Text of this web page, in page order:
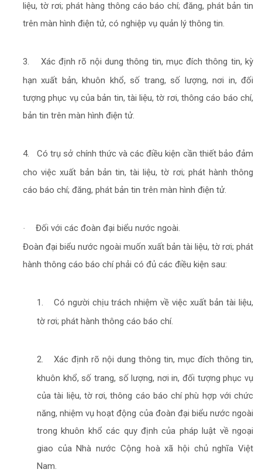
liệu, tờ rơi; phát hàng thông cáo báo chí; đăng, phát bản tin
trên màn hình điện tử, có nghiệp vụ quản lý thông tin.
3.
Xác định rõ nội dung thông tin, mục đích thông tin, kỳ
hạn xuất bản, khuôn khổ, số trang, số lượng, nơi in, đối
tượng phục vụ của bản tin, tài liệu, tờ rơi, thông cáo báo chí,
bản tin trên màn hình điện tử.
4.
Có trụ sở chính thức và các điều kiện cần thiết bảo đảm
cho việc xuất bản bản tin, tài liệu, tờ rơi; phát hành thông
cáo báo chí; đăng, phát bản tin trên màn hình điện tử.
·
Đối với các đoàn đại biểu nước ngoài.
Đoàn đại biểu nước ngoài muốn xuất bản tài liệu, tờ rơi; phát
hành thông cáo báo chí phải có đủ các điều kiện sau:
1.
Có người chịu trách nhiệm về việc xuất bản tài liệu,
tờ rơi; phát hành thông cáo báo chí.
2.
Xác định rõ nội dung thông tin, mục đích thông tin,
khuôn khổ, số trang, số lượng, nơi in, đối tượng phục vụ
của tài liệu, tờ rơi, thông cáo báo chí phù hợp với chức
năng, nhiệm vụ hoạt động của đoàn đại biểu nước ngoài
trong khuôn khổ các quy định của pháp luật về ngoại
giao của Nhà nước Cộng hoà xã hội chủ nghĩa Việt
Nam.